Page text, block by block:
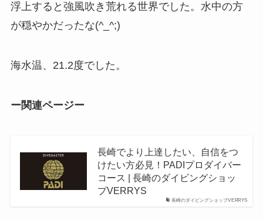
浮上すると強風吹き荒れる世界でした。水中の方
が穏やかだったな(^_^;)
海水温、21.2度でした。
ー関連ページー
長崎のダイビングショップVERRYS
長崎でより上達したい、自信をつ
けたい方必見！PADIプロダイバー
コース | 長崎のダイビングショッ
プVERRYS